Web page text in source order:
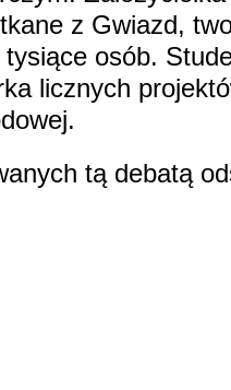
z Gwiazd,
osób.
licznych
tą debatą